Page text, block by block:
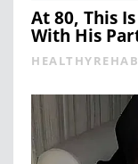
At 80, This
With His